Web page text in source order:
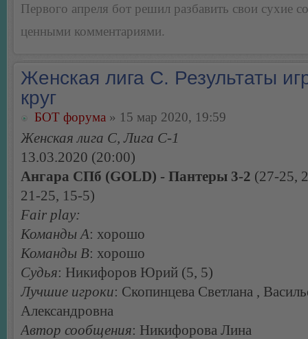
Первого апреля бот решил разбавить свои сухие
ценными комментариями.
Женская лига С. Результаты
круг
БОТ форума » 15 мар 2020, 19:59
Женская лига С, Лига С-1
13.03.2020 (20:00)
Ангара СПб (GOLD) - Пантеры 3-2 (27-25,
21-25, 15-5)
Fair play:
Команды А: хорошо
Команды В: хорошо
Судья: Никифоров Юрий (5, 5)
Лучшие игроки: Скопинцева Светлана ,
Александровна
Автор сообщения: Никифорова Лина